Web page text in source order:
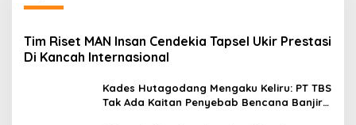
Tim Riset MAN Insan Cendekia Tapsel Ukir Prestasi
Di Kancah Internasional
Kades Hutagodang Mengaku Keliru: PT TBS
Tak Ada Kaitan Penyebab Bencana Banjir